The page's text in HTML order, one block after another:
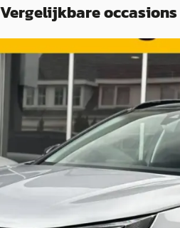
Vergelijkbare occasions
Opel Grandland 2024
1.2 Turbo Ultimate Leder / Stoel
verwarming/verkoeling / lux.
v.a. € 519/mnd
Scherp geprijsd